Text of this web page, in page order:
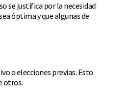
se justifica por la necesidad
óptima y que algunas de
o elecciones previas. Esto
otros.